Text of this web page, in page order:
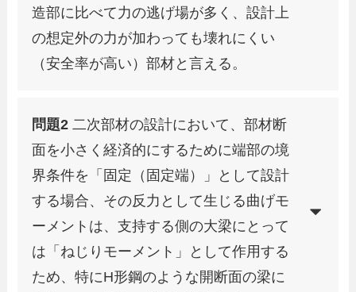
造部に比べて力の逃げ場が多く、設計上
の想定外の力が加わっても壊れにくい
（安全率が高い）部材と言える。
問題2 二次部材の設計において、部材断
面を小さく経済的にするために端部の境
界条件を「固定（固定端）」として設計
する場合、その反力として生じる曲げモ
ーメントは、支持する側の大梁にとって
は「ねじりモーメント」として作用する
ため、特にH形鋼のような開断面の梁に